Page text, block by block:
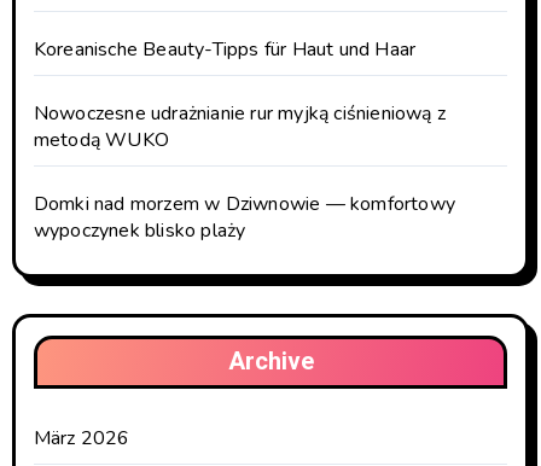
Koreanische Beauty-Tipps für Haut und Haar
Nowoczesne udrażnianie rur myjką ciśnieniową z
metodą WUKO
Domki nad morzem w Dziwnowie — komfortowy
wypoczynek blisko plaży
Archive
März 2026